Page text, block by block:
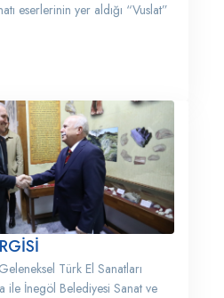
eserlerinin yer aldığı “Vuslat”
Türk El Sanatları
ile İnegöl Belediyesi Sanat ve